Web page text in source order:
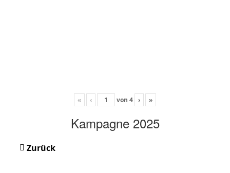
« ‹ von 4 › »
Kampagne 2025
Zurück